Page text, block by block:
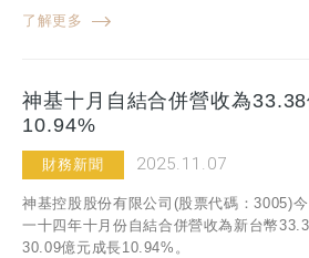
了解更多
神基十月自結合併營收為
10.94%
財務新聞 2025.11.07
神基控股股份有限公司(股票代碼：3005)
一十四年十月份自結合併營收為新台幣
30.09億元成長10.94%。